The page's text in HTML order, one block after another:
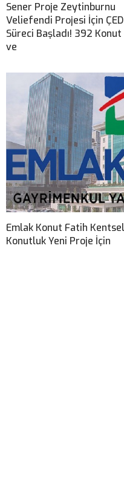
Sener Proje Zeytinburnu
Veliefendi Projesi İçin ÇED
Süreci Başladı! 392 Konut
ve
Emlak Konut Fatih
Konutluk Yeni Proje İçin